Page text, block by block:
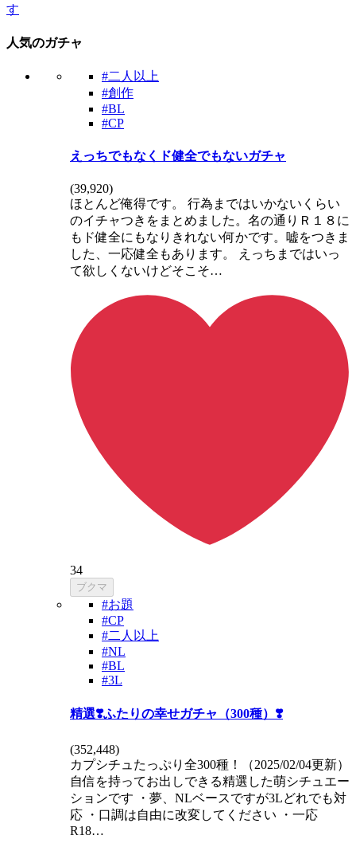
す
人気のガチャ
#二人以上
#創作
#BL
#CP
えっちでもなくド健全でもないガチャ
(39,920)
ほとんど俺得です。 行為まではいかないくらい
のイチャつきをまとめました。名の通りＲ１８に
もド健全にもなりきれない何かです。嘘をつきま
した、一応健全もあります。 えっちまではいっ
て欲しくないけどそこそ…
34
ブクマ
#お題
#CP
#二人以上
#NL
#BL
#3L
精選❣️ふたりの幸せガチャ（300種）❣️
(352,448)
カプシチュたっぷり全300種！（2025/02/04更新）
自信を持ってお出しできる精選した萌シチュエー
ションです ・夢、NLベースですが3Lどれでも対
応 ・口調は自由に改変してください ・一応
R18…